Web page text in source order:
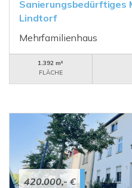
Sanierungsbedürftiges
Lindtorf
Mehrfamilienhaus
1.392 m²
FLÄCHE
420.000,- €